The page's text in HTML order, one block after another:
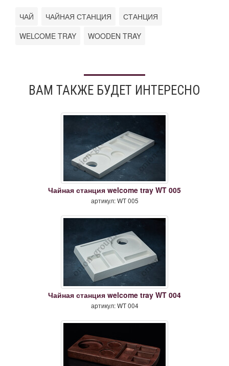
ЧАЙ ЧАЙНАЯ СТАНЦИЯ
СТАНЦИЯ
WELCOME TRAY
WOODEN TRAY
ВАМ ТАКЖЕ БУДЕТ ИНТЕРЕСНО
Чайная станция welcome tray WT 005
артикул: WT 005
Чайная станция welcome tray WT 004
артикул: WT 004